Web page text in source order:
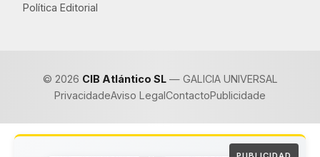
Política Editorial
© 2026 CIB Atlántico SL— GALICIA UNIVERSAL
PrivacidadeAviso LegalContactoPublicidade